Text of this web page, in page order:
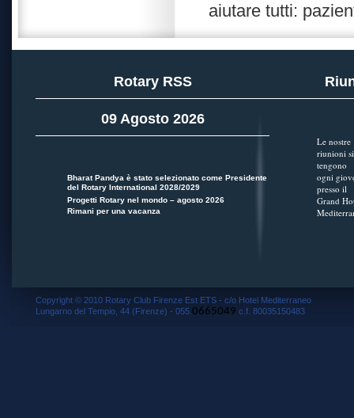
aiutare tutti:
Rotary RSS
09 Agosto 2026
Bharat Pandya è stato selezionato come Presidente
del Rotary International 2028/2029
Progetti Rotary nel mondo – agosto 2026
Rimani per una vacanza
Le nostre
riunioni si
tengono
ogni
presso il
Grand
Copyright © 2010 Rotary Club Firenze Est ETS - c/o Hotel Mediterraneo
Lungarno del Tempio, 44 (Firenze) - 055. 0665049 c.f. 80035150483